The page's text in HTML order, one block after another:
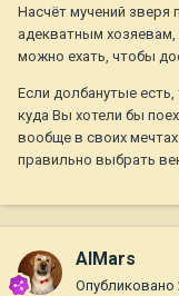
Насчёт мучений зверя
адекватным
можно ехать, чтобы
Если долбанутые есть,
куда Вы хотели бы
вообще в своих
правильно выбрать
AlMars
Опубликовано